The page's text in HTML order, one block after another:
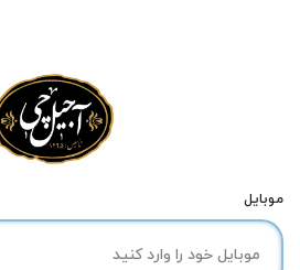
موبایل